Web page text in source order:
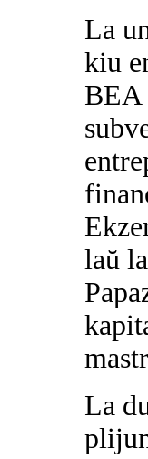
La
kiu
BEA
laŭ
La